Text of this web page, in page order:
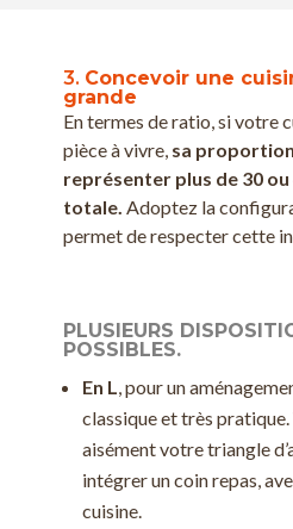
3. Concevoir une
grande
En termes de ratio, si votre
pièce à vivre, sa
représenter plus de 30 ou
totale. Adoptez la
permet de respecter cette
PLUSIEURS
POSSIBLES.
En L, pour un
classique et très
aisément votre triangle
intégrer un coin repas,
cuisine.